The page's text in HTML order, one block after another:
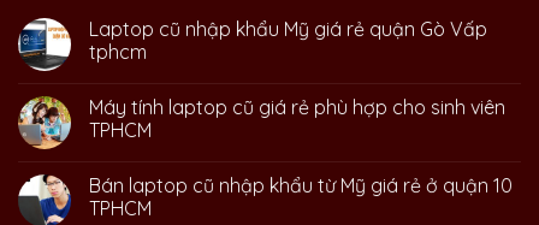
Laptop cũ nhập khẩu Mỹ giá rẻ quận Gò Vấp
tphcm
Máy tính laptop cũ giá rẻ phù hợp cho sinh viên
TPHCM
Bán laptop cũ nhập khẩu từ Mỹ giá rẻ ở quận 10
TPHCM